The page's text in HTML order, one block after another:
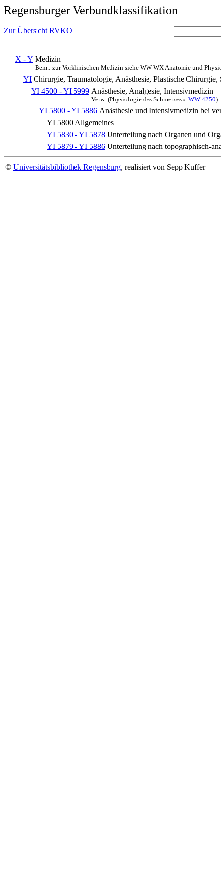
Regensburger Verbundklassifikation
Zur Übersicht RVKO
X - Y Medizin
Bem.: zur Vorklinischen Medizin siehe WW-WX Anatomie und
YI Chirurgie, Traumatologie, Anästhesie, Plastische Chirurgie,
YI 4500 - YI 5999 Anästhesie, Analgesie, Intensivmedizin
Verw.:(Physiologie des Schmerzes s. WW 4250)
YI 5800 - YI 5886 Anästhesie und Intensivmedizin bei
YI 5800 Allgemeines
YI 5830 - YI 5878 Unterteilung nach Organen und
YI 5879 - YI 5886 Unterteilung nach topographisch-
© Universitätsbibliothek Regensburg, realisiert von Sepp Kuffer